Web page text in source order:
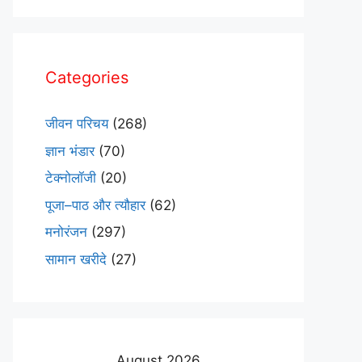
Categories
जीवन परिचय(268)
ज्ञान भंडार(70)
टेक्नोलॉजी (20)
पूजा–पाठ और त्यौहार(62)
मनोरंजन (297)
सामान खरीदे (27)